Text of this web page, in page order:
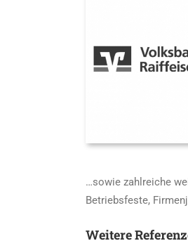
…sowie zahlreiche
Betriebsfeste,
Weitere